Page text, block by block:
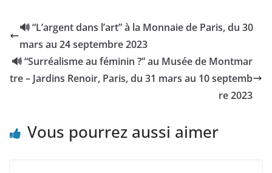
🔊 “L’argent dans l’art” à la Monnaie de Paris, du 30
mars au 24 septembre 2023
🔊 “Surréalisme au féminin ?” au Musée de Montmar
tre – Jardins Renoir, Paris, du 31 mars au 10 septemb
re 2023
Vous pourrez aussi aimer